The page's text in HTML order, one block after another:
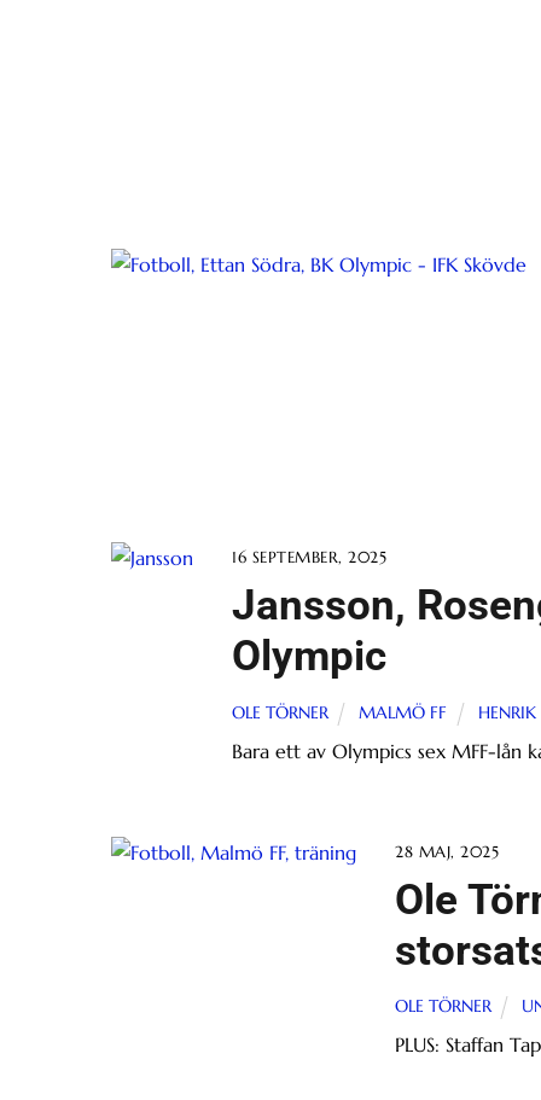
16 SEPTEMBER, 2025
Jansson,
Olympic
OLE TÖRNER MALMÖ FF
Bara ett av Olympics sex MFF-lån
28 MAJ, 2025
Ole
OLE TÖRNER
PLUS: Staffan